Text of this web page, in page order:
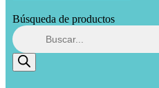
Búsqueda de productos